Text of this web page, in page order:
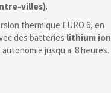
villes).
thermique EURO 6, en
des batteries lithium ion
jusqu'a 8 heures.